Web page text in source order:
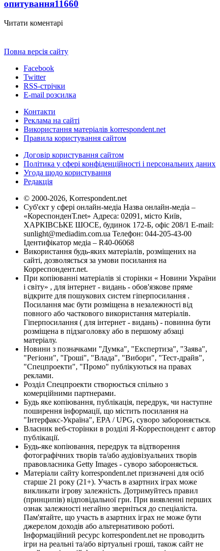
опитування11660
Читати коментарі
Повна версія сайту
Facebook
Twitter
RSS-стрічки
E-mail розсилка
Контакти
Реклама на сайті
Використання матеріалів korrespondent.net
Правила користування сайтом
Договір користування сайтом
Політика у сфері конфіденційності і персональних даних
Угода щодо користування
Редакція
© 2000-2026, Korrespondent.net
Суб'єкт у сфері онлайн-медіа Назва онлайн-медіа –
«КореспонденТ.net» Адреса: 02091, місто Київ,
ХАРКІВСЬКЕ ШОСЕ, будинок 172-Б, офіс 208/1 E-mail:
sunlight@mediadim.com.ua Телефон: 044-205-43-00
Ідентифікатор медіа – R40-06068
Використання будь-яких матеріалів, розміщених на
сайті, дозволяється за умови посилання на
Корреспондент.net.
При копіюванні матеріалів зі сторінки « Новини України
і світу» , для інтернет - видань - обов'язкове пряме
відкрите для пошукових систем гіперпосилання .
Посилання має бути розміщена в незалежності від
повного або часткового використання матеріалів.
Гіперпосилання ( для інтернет - видань) - повинна бути
розміщена в підзаголовку або в першому абзаці
матеріалу.
Новини з позначками "Думка", "Експертиза", "Заява",
"Регіони", "Гроші", "Влада", "Вибори", "Тест-драйв",
"Спецпроекти", "Промо" публікуються на правах
реклами.
Розділ Спецпроекти створюється спільно з
комерційними партнерами.
Будь яке копіювання, публікація, передрук, чи наступне
поширення інформації, що містить посилання на
"Інтерфакс-Україна", EPA / UPG, суворо забороняється.
Власник веб-сторінки в розділі Я-Корреспондент є автор
публікації.
Будь-яке копіювання, передрук та відтворення
фотографічних творів та/або аудіовізуальних творів
правовласника Getty Images - суворо забороняється.
Матеріали сайту korrespondent.net призначені для осіб
старше 21 року (21+). Участь в азартних іграх може
викликати ігрову залежність. Дотримуйтесь правил
(принципів) відповідальної гри. При виявленні перших
ознак залежності негайно зверніться до спеціаліста.
Пам'ятайте, що участь в азартних іграх не може бути
джерелом доходів або альтернативою роботі.
Інформаційний ресурс korrespondent.net не проводить
ігри на реальні та/або віртуальні гроші, також сайт не